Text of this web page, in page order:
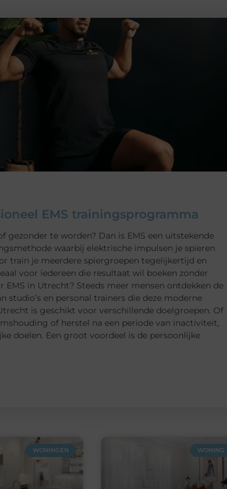
EMS trainingsprogramma
te worden? Dan is EMS een uitstekende
waarbij elektrische impulsen je spieren
train je meerdere spiergroepen tegelijkertijd en
voor iedereen die resultaat wil boeken zonder
in Utrecht? Steeds meer mensen ontdekken de
en personal trainers die deze moderne
is geschikt voor verschillende doelgroepen. Of
of herstel na een periode van inactiviteit,
doelen. Een groot voordeel is de persoonlijke
WONINGEN WONING